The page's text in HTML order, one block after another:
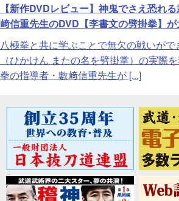
【新作DVDレビュー】神鬼でさえ恐れ
﨑信重先生のDVD【李書文の劈掛拳】が
八極拳と共に学ぶことで無欠の戦いが
（ひかけん またの名を劈掛掌）の実際
拳の指導者・數﨑信重先生が [...]